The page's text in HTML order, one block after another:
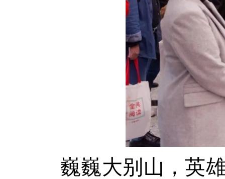
巍巍大别山，英